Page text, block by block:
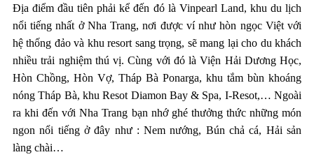
Địa điểm đầu tiên phải kể đến đó là Vinpearl Land, khu du lịch
nổi tiếng nhất ở Nha Trang, nơi được ví như hòn ngọc Việt với
hệ thống đảo và khu resort sang trọng, sẽ mang lại cho du khách
nhiều trải nghiệm thú vị. Cùng với đó là Viện Hải Dương Học,
Hòn Chồng, Hòn Vợ, Tháp Bà Ponarga, khu tắm bùn khoáng
nóng Tháp Bà, khu Resot Diamon Bay & Spa, I-Resot,… Ngoài
ra khi đến với Nha Trang bạn nhớ ghé thưởng thức những món
ngon nổi tiếng ở đây như : Nem nướng, Bún chả cá, Hải sản
làng chài…